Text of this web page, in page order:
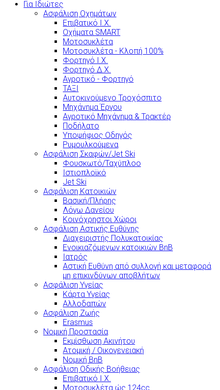
Για Ιδιώτες
Ασφάλιση Οχημάτων
Επιβατικό Ι.Χ.
Οχήματα SMART
Μοτοσυκλέτα
Μοτοσυκλέτα - Κλοπή 100%
Φορτηγό Ι.Χ.
Φορτηγό Δ.Χ.
Αγροτικό - Φορτηγό
ΤΑΞΙ
Αυτοκινούμενο Τροχόσπιτο
Μηχάνημα Έργου
Αγροτικό Μηχάνημα & Τρακτέρ
Ποδήλατο
Υποψήφιος Οδηγός
Ρυμουλκούμενα
Ασφάλιση Σκαφών/Jet Ski
Φουσκωτό/Ταχύπλοο
Ιστιοπλοϊκό
Jet Ski
Ασφάλιση Κατοικιών
Βασική/Πλήρης
Λόγω Δανείου
Κοινόχρηστοι Χώροι
Ασφάλιση Αστικής Ευθύνης
Διαχειριστής Πολυκατοικίας
Ενοικιαζόμενων κατοικιών BnB
Ιατρός
Αστική Ευθύνη από συλλογή και μεταφορά
μη επικινδύνων αποβλήτων
Ασφάλιση Υγείας
Κάρτα Υγείας
Αλλοδαπών
Ασφάλιση Ζωής
Erasmus
Νομική Προστασία
Εκμίσθωση Ακινήτου
Ατομική / Οικογενειακή
Νομική BnB
Ασφάλιση Οδικής Βοήθειας
Επιβατικό Ι.Χ.
Μοτοσυκλέτα ώς 124cc